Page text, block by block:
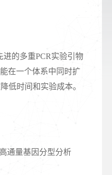
进的多重PCR实验引物
在一个体系中同时扩
低时间和实验成本。
通量基因分型分析